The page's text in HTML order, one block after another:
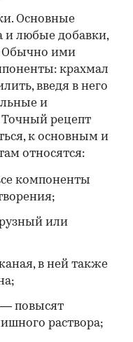
Основные
и любые добавки,
Обычно ими
крахмал
введя в него
и
Точный рецепт
к основным и
относятся:
компоненты
или
в ней также
повысят
раствора;